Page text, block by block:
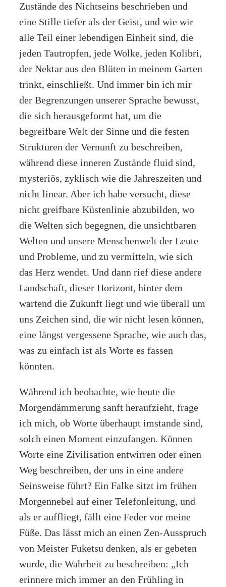
Zustände des Nichtseins beschrieben und
eine Stille tiefer als der Geist, und wie wir
alle Teil einer lebendigen Einheit sind, die
jeden Tautropfen, jede Wolke, jeden Kolibri,
der Nektar aus den Blüten in meinem Garten
trinkt, einschließt. Und immer bin ich mir
der Begrenzungen unserer Sprache bewusst,
die sich herausgeformt hat, um die
begreifbare Welt der Sinne und die festen
Strukturen der Vernunft zu beschreiben,
während diese inneren Zustände fluid sind,
mysteriös, zyklisch wie die Jahreszeiten und
nicht linear. Aber ich habe versucht, diese
nicht greifbare Küstenlinie abzubilden, wo
die Welten sich begegnen, die unsichtbaren
Welten und unsere Menschenwelt der Leute
und Probleme, und zu vermitteln, wie sich
das Herz wendet. Und dann rief diese andere
Landschaft, dieser Horizont, hinter dem
wartend die Zukunft liegt und wie überall um
uns Zeichen sind, die wir nicht lesen können,
eine längst vergessene Sprache, wie auch das,
was zu einfach ist als Worte es fassen
könnten.
Während ich beobachte, wie heute die
Morgendämmerung sanft heraufzieht, frage
ich mich, ob Worte überhaupt imstande sind,
solch einen Moment einzufangen. Können
Worte eine Zivilisation entwirren oder einen
Weg beschreiben, der uns in eine andere
Seinsweise führt? Ein Falke sitzt im frühen
Morgennebel auf einer Telefonleitung, und
als er auffliegt, fällt eine Feder vor meine
Füße. Das lässt mich an einen Zen-Ausspruch
von Meister Fuketsu denken, als er gebeten
wurde, die Wahrheit zu beschreiben: „Ich
erinnere mich immer an den Frühling in